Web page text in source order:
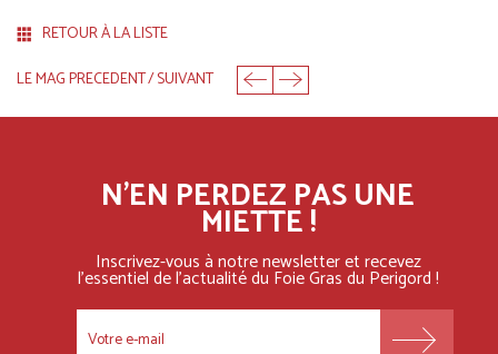
RETOUR À LA LISTE
LE MAG PRECEDENT/SUIVANT
N'EN PERDEZ PAS UNE
MIETTE !
Inscrivez-vous à notre newsletter et recevez
l'essentielde l'actualité du Foie Gras du Perigord !